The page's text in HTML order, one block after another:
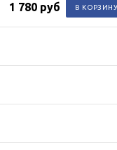
1 780 руб